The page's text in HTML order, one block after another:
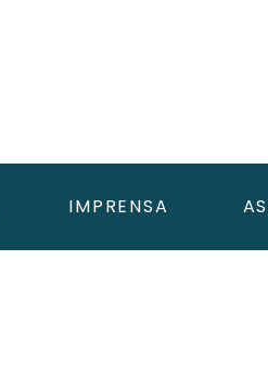
IMPRENSA